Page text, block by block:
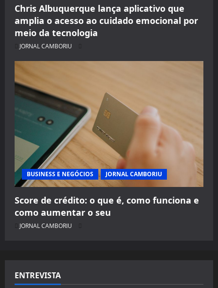
Chris Albuquerque lança aplicativo que
amplia o acesso ao cuidado emocional por
meio da tecnologia
JORNAL CAMBORIU
BUSINESS E NEGÓCIOS JORNAL CAMBORIU
Score de crédito: o que é, como funciona e
como aumentar o seu
JORNAL CAMBORIU
ENTREVISTA